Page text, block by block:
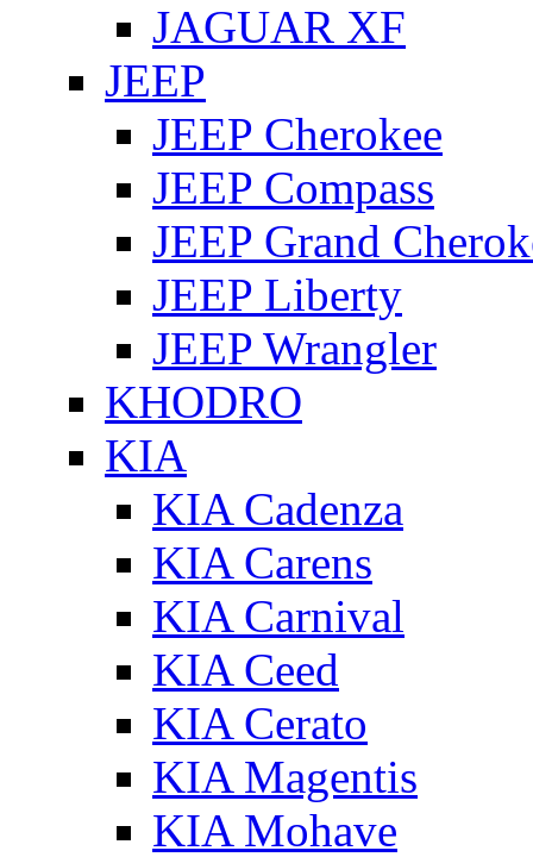
JAGUAR XF
JEEP
JEEP Cherokee
JEEP Compass
JEEP Grand
JEEP Liberty
JEEP Wrangler
KHODRO
KIA
KIA Cadenza
KIA Carens
KIA Carnival
KIA Ceed
KIA Cerato
KIA Magentis
KIA Mohave